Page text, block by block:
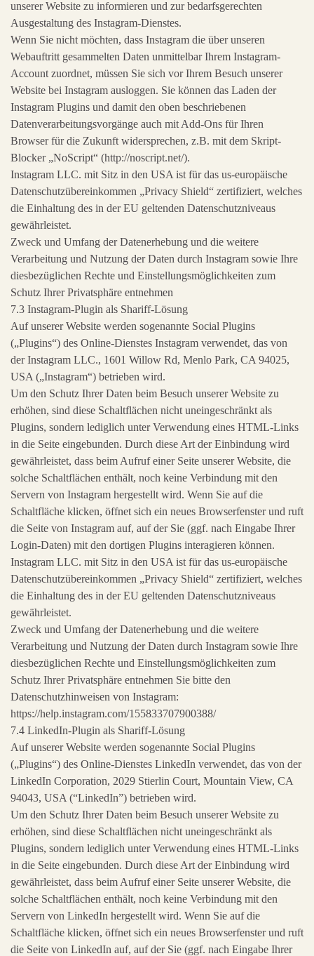
unserer Website zu informieren und zur bedarfsgerechten
Ausgestaltung des Instagram-Dienstes.
Wenn Sie nicht möchten, dass Instagram die über unseren
Webauftritt gesammelten Daten unmittelbar Ihrem Instagram-
Account zuordnet, müssen Sie sich vor Ihrem Besuch unserer
Website bei Instagram ausloggen. Sie können das Laden der
Instagram Plugins und damit den oben beschriebenen
Datenverarbeitungsvorgänge auch mit Add-Ons für Ihren
Browser für die Zukunft widersprechen, z.B. mit dem Skript-
Blocker „NoScript“ (http://noscript.net/).
Instagram LLC. mit Sitz in den USA ist für das us-europäische
Datenschutzübereinkommen „Privacy Shield“ zertifiziert, welches
die Einhaltung des in der EU geltenden Datenschutzniveaus
gewährleistet.
Zweck und Umfang der Datenerhebung und die weitere
Verarbeitung und Nutzung der Daten durch Instagram sowie Ihre
diesbezüglichen Rechte und Einstellungsmöglichkeiten zum
Schutz Ihrer Privatsphäre entnehmen
7.3 Instagram-Plugin als Shariff-Lösung
Auf unserer Website werden sogenannte Social Plugins
(„Plugins“) des Online-Dienstes Instagram verwendet, das von
der Instagram LLC., 1601 Willow Rd, Menlo Park, CA 94025,
USA („Instagram“) betrieben wird.
Um den Schutz Ihrer Daten beim Besuch unserer Website zu
erhöhen, sind diese Schaltflächen nicht uneingeschränkt als
Plugins, sondern lediglich unter Verwendung eines HTML-Links
in die Seite eingebunden. Durch diese Art der Einbindung wird
gewährleistet, dass beim Aufruf einer Seite unserer Website, die
solche Schaltflächen enthält, noch keine Verbindung mit den
Servern von Instagram hergestellt wird. Wenn Sie auf die
Schaltfläche klicken, öffnet sich ein neues Browserfenster und ruft
die Seite von Instagram auf, auf der Sie (ggf. nach Eingabe Ihrer
Login-Daten) mit den dortigen Plugins interagieren können.
Instagram LLC. mit Sitz in den USA ist für das us-europäische
Datenschutzübereinkommen „Privacy Shield“ zertifiziert, welches
die Einhaltung des in der EU geltenden Datenschutzniveaus
gewährleistet.
Zweck und Umfang der Datenerhebung und die weitere
Verarbeitung und Nutzung der Daten durch Instagram sowie Ihre
diesbezüglichen Rechte und Einstellungsmöglichkeiten zum
Schutz Ihrer Privatsphäre entnehmen Sie bitte den
Datenschutzhinweisen von Instagram:
https://help.instagram.com/155833707900388/
7.4 LinkedIn-Plugin als Shariff-Lösung
Auf unserer Website werden sogenannte Social Plugins
(„Plugins“) des Online-Dienstes LinkedIn verwendet, das von der
LinkedIn Corporation, 2029 Stierlin Court, Mountain View, CA
94043, USA (“LinkedIn”) betrieben wird.
Um den Schutz Ihrer Daten beim Besuch unserer Website zu
erhöhen, sind diese Schaltflächen nicht uneingeschränkt als
Plugins, sondern lediglich unter Verwendung eines HTML-Links
in die Seite eingebunden. Durch diese Art der Einbindung wird
gewährleistet, dass beim Aufruf einer Seite unserer Website, die
solche Schaltflächen enthält, noch keine Verbindung mit den
Servern von LinkedIn hergestellt wird. Wenn Sie auf die
Schaltfläche klicken, öffnet sich ein neues Browserfenster und ruft
die Seite von LinkedIn auf, auf der Sie (ggf. nach Eingabe Ihrer